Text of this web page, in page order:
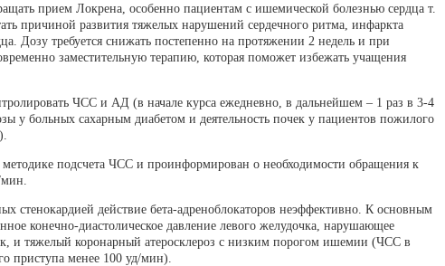
прием Локрена, особенно пациентам с ишемической болезнью сердца т.
причиной развития тяжелых нарушений сердечного ритма, инфаркта
Дозу требуется снижать постепенно на протяжении 2 недель и при
заместительную терапию, которая поможет избежать учащения
ЧСС и АД (в начале курса ежедневно, в дальнейшем – 1 раз в 3-4
у больных сахарным диабетом и деятельность почек у пациентов пожилого
подсчета ЧСС и проинформирован о необходимости обращения к
стенокардией действие бета-адреноблокаторов неэффективно. К основным
конечно-диастолическое давление левого желудочка, нарушающее
и тяжелый коронарный атеросклероз с низким порогом ишемии (ЧСС в
приступа менее 100 уд/мин).